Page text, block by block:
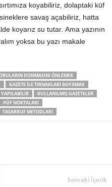
koyabiliriz, dolaptaki küf
savaş açabiliriz, hatta
koyarız su tutar. Ama yazının
yoksa bu yazı makale
DONMASINI ÖNLEMEK
GAZETE ILE TIRNAKLARI BOYAMAK
YAPILABILIR
KULLANILMIŞ GAZETELER
PÜF NOKTALARI
TASARRUF METODLARI
Sonraki İçerik